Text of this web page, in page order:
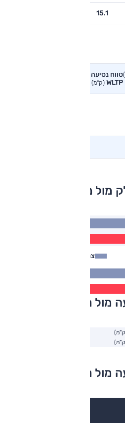
15.1
טווח נסיעה יצרן
WLTP(ק"מ)
מול מתחרים
צריכת דלק
מול מתחרים
מול מתחרים